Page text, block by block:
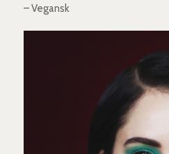
– Vegansk